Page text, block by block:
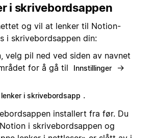
i skrivebordsappen
og vil at lenker til Notion-
i skrivebordsappen din:
velg pil ned ved siden av navnet
for å gå til
Innstillinger →
i skrivebordsapp .
installert fra før. Du
i skrivebordsappen og